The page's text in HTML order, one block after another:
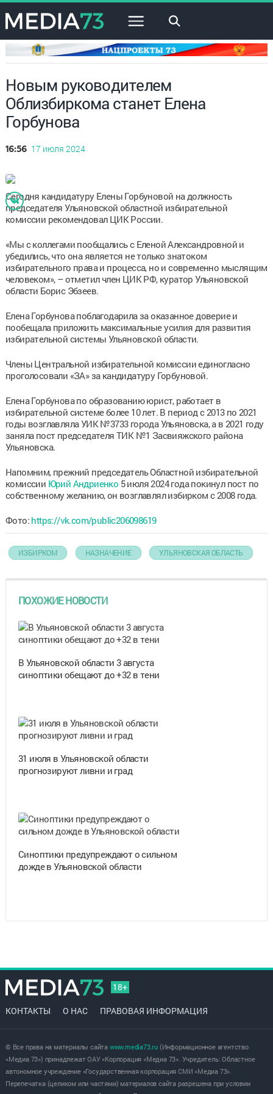
×
Новым руководителем
Облизбиркома станет Елена
Горбунова
16:56 17 июля 2024
Сегодня кандидатуру Елены Горбуновой на должность
председателя Ульяновской областной избирательной
комиссии рекомендовал ЦИК России.
«Мы с коллегами пообщались с Еленой Александровной и
убедились, что она является не только знатоком
избирательного права и процесса, но и современно мыслящим
человеком», – отметил член ЦИК РФ, куратор Ульяновской
области Борис Эбзеев.
Елена Горбунова поблагодарила за оказанное доверие и
пообещала приложить максимальные усилия для развития
избирательной системы Ульяновской области.
Члены Центральной избирательной комиссии единогласно
проголосовали «ЗА» за кандидатуру Горбуновой.
Елена Горбунова по образованию юрист, работает в
избирательной системе более 10 лет. В период с 2013 по 2021
годы возглавляла УИК №3733 города Ульяновска, а в 2021 году
заняла пост председателя ТИК №1 Засвияжского района
Ульяновска.
Напомним, прежний председатель Областной избирательной
комиссии Юрий Андриенко 5 июля 2024 года покинул пост по
собственному желанию, он возглавлял избирком с 2008 года.
Фото: https://vk.com/public206098619
ИЗБИРКОМ НАЗНАЧЕНИЕ УЛЬЯНОВСКАЯ ОБЛАСТЬ
ПОХОЖИЕ НОВОСТИ
В Ульяновской области 3 августа
синоптики обещают до +32 в тени
31 июля в Ульяновской области
прогнозируют ливни и град
Синоптики предупреждают о сильном
дожде в Ульяновской области
18+
КОНТАКТЫ О НАС ПРАВОВАЯ ИНФОРМАЦИЯ
© Все права на материалы сайта www.media73.ru(Информационное агентство
«Медиа 73») принадлежат ОАУ «Корпорация «Медиа 73». Учредитель: Областное
автономное учреждение «Государственная корпорация СМИ «Медиа 73».
Перепечатка (целиком или частями) материалов сайта разрешена при условии